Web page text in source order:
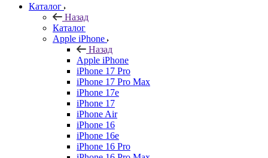
Каталог
Назад
Каталог
Apple iPhone
Назад
Apple iPhone
iPhone 17 Pro
iPhone 17 Pro Max
iPhone 17e
iPhone 17
iPhone Air
iPhone 16
iPhone 16e
iPhone 16 Pro